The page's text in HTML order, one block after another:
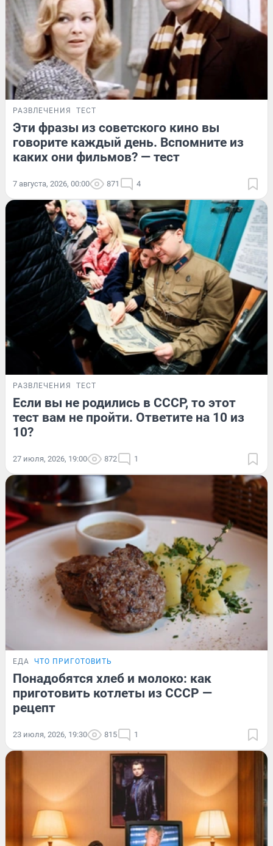
РАЗВЛЕЧЕНИЯ ТЕСТ
Эти фразы из советского кино вы
говорите каждый день. Вспомните из
каких они фильмов? — тест
7 августа, 2026, 00:00 871 4
РАЗВЛЕЧЕНИЯ ТЕСТ
Если вы не родились в СССР, то этот
тест вам не пройти. Ответите на 10 из
10?
27 июля, 2026, 19:00 872 1
ЕДА ЧТО ПРИГОТОВИТЬ
Понадобятся хлеб и молоко: как
приготовить котлеты из СССР —
рецепт
23 июля, 2026, 19:30 815 1